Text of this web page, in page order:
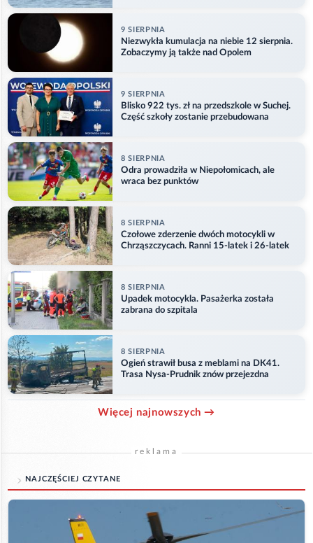
9 SIERPNIA
Niezwykła kumulacja na niebie 12 sierpnia.
Zobaczymy ją także nad Opolem
9 SIERPNIA
Blisko 922 tys. zł na przedszkole w Suchej.
Część szkoły zostanie przebudowana
8 SIERPNIA
Odra prowadziła w Niepołomicach, ale
wraca bez punktów
8 SIERPNIA
Czołowe zderzenie dwóch motocykli w
Chrząszczycach. Ranni 15-latek i 26-latek
8 SIERPNIA
Upadek motocykla. Pasażerka została
zabrana do szpitala
8 SIERPNIA
Ogień strawił busa z meblami na DK41.
Trasa Nysa-Prudnik znów przejezdna
Więcej najnowszych →
reklama
NAJCZĘŚCIEJ CZYTANE